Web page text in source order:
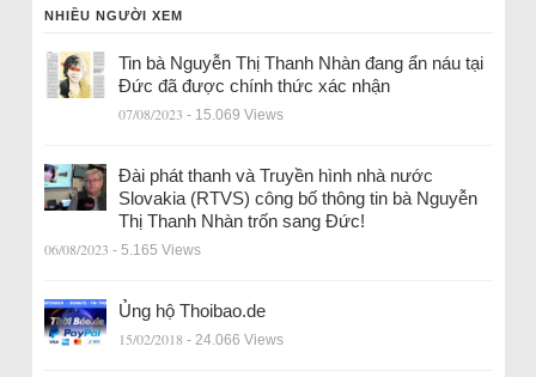
NHIỀU NGƯỜI XEM
Tin bà Nguyễn Thị Thanh Nhàn đang ẩn náu tại
Đức đã được chính thức xác nhận
07/08/2023 - 15.069 Views
Đài phát thanh và Truyền hình nhà nước
Slovakia (RTVS) công bố thông tin bà Nguyễn
Thị Thanh Nhàn trốn sang Đức!
06/08/2023 - 5.165 Views
Ủng hộ Thoibao.de
15/02/2018 - 24.066 Views